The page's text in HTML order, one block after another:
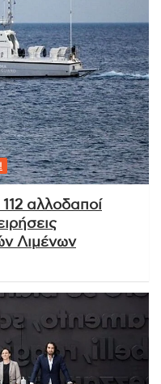
αλλοδαποί
Λιμένων